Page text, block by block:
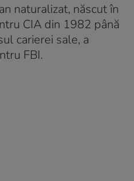
naturalizat, născut în
CIA din 1982 până
carierei sale, a
FBI.